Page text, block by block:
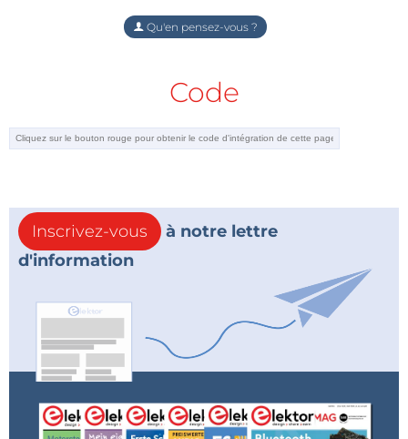
Qu'en pensez-vous ?
Code
Inscrivez-vous
à notre lettre
d'information